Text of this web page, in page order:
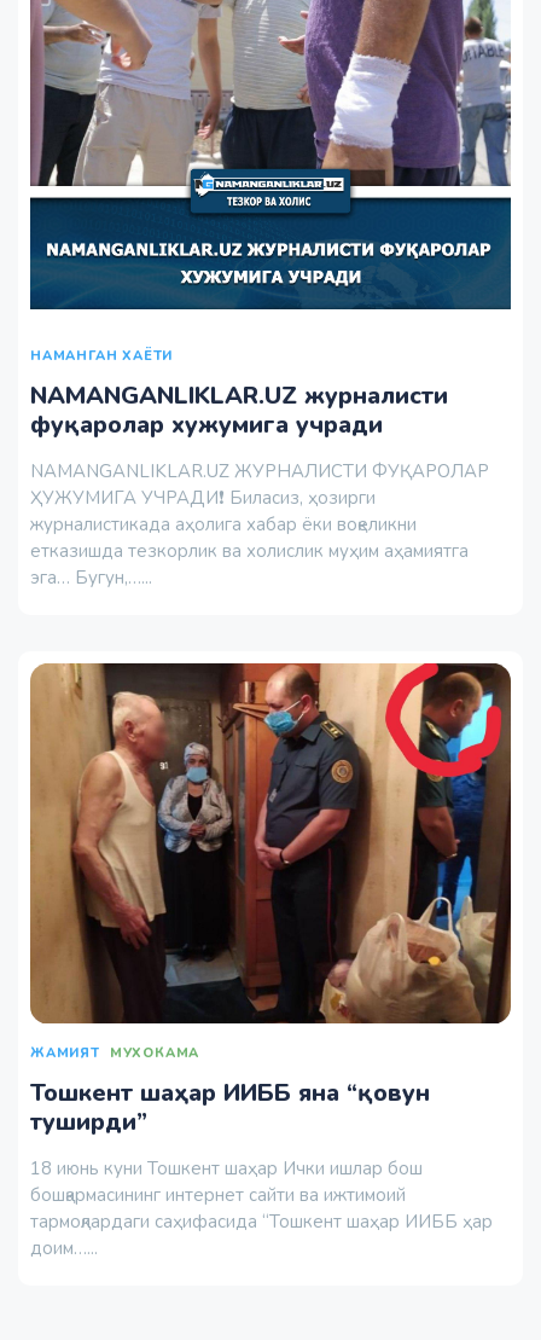
НАМАНГАН ХАЁТИ
NAMANGANLIKLAR.UZ журналисти
фуқаролар хужумига учради
NAMANGANLIKLAR.UZ ЖУРНАЛИСТИ ФУҚАРОЛАР
ҲУЖУМИГА УЧРАДИ❗️ Биласиз, ҳозирги
журналистикада аҳолига хабар ёки воқеликни
етказишда тезкорлик ва холислик муҳим аҳамиятга
эга… Бугун,…...
ЖАМИЯТ МУХОКАМА
Тошкент шаҳар ИИББ яна “қовун
туширди”
18 июнь куни Тошкент шаҳар Ички ишлар бош
бошқармасининг интернет сайти ва ижтимоий
тармоқлардаги саҳифасида “Тошкент шаҳар ИИББ ҳар
доим…...